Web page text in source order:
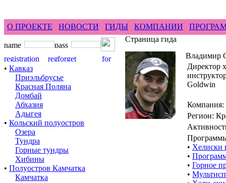
О ПРОЕКТЕ НОВОСТИ ГИДЫ КОМПАНИИ
• Кавказ
Приэльбрусье
Красная Поляна
Домбай
Абхазия
Адыгея
• Кольский полуостров
Озера
Тундра
Горные тундры
Хибины
• Полуостров Камчатка
Камчатка
Страница гида
Владимир
Директор
Goldwin
Компания:
Регион:
• Хелиски
•
• Горное
•